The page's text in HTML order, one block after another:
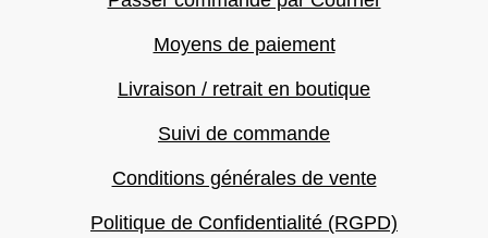
Moyens de paiement
Livraison / retrait en boutique
Suivi de commande
Conditions générales de vente
Politique de Confidentialité (RGPD)